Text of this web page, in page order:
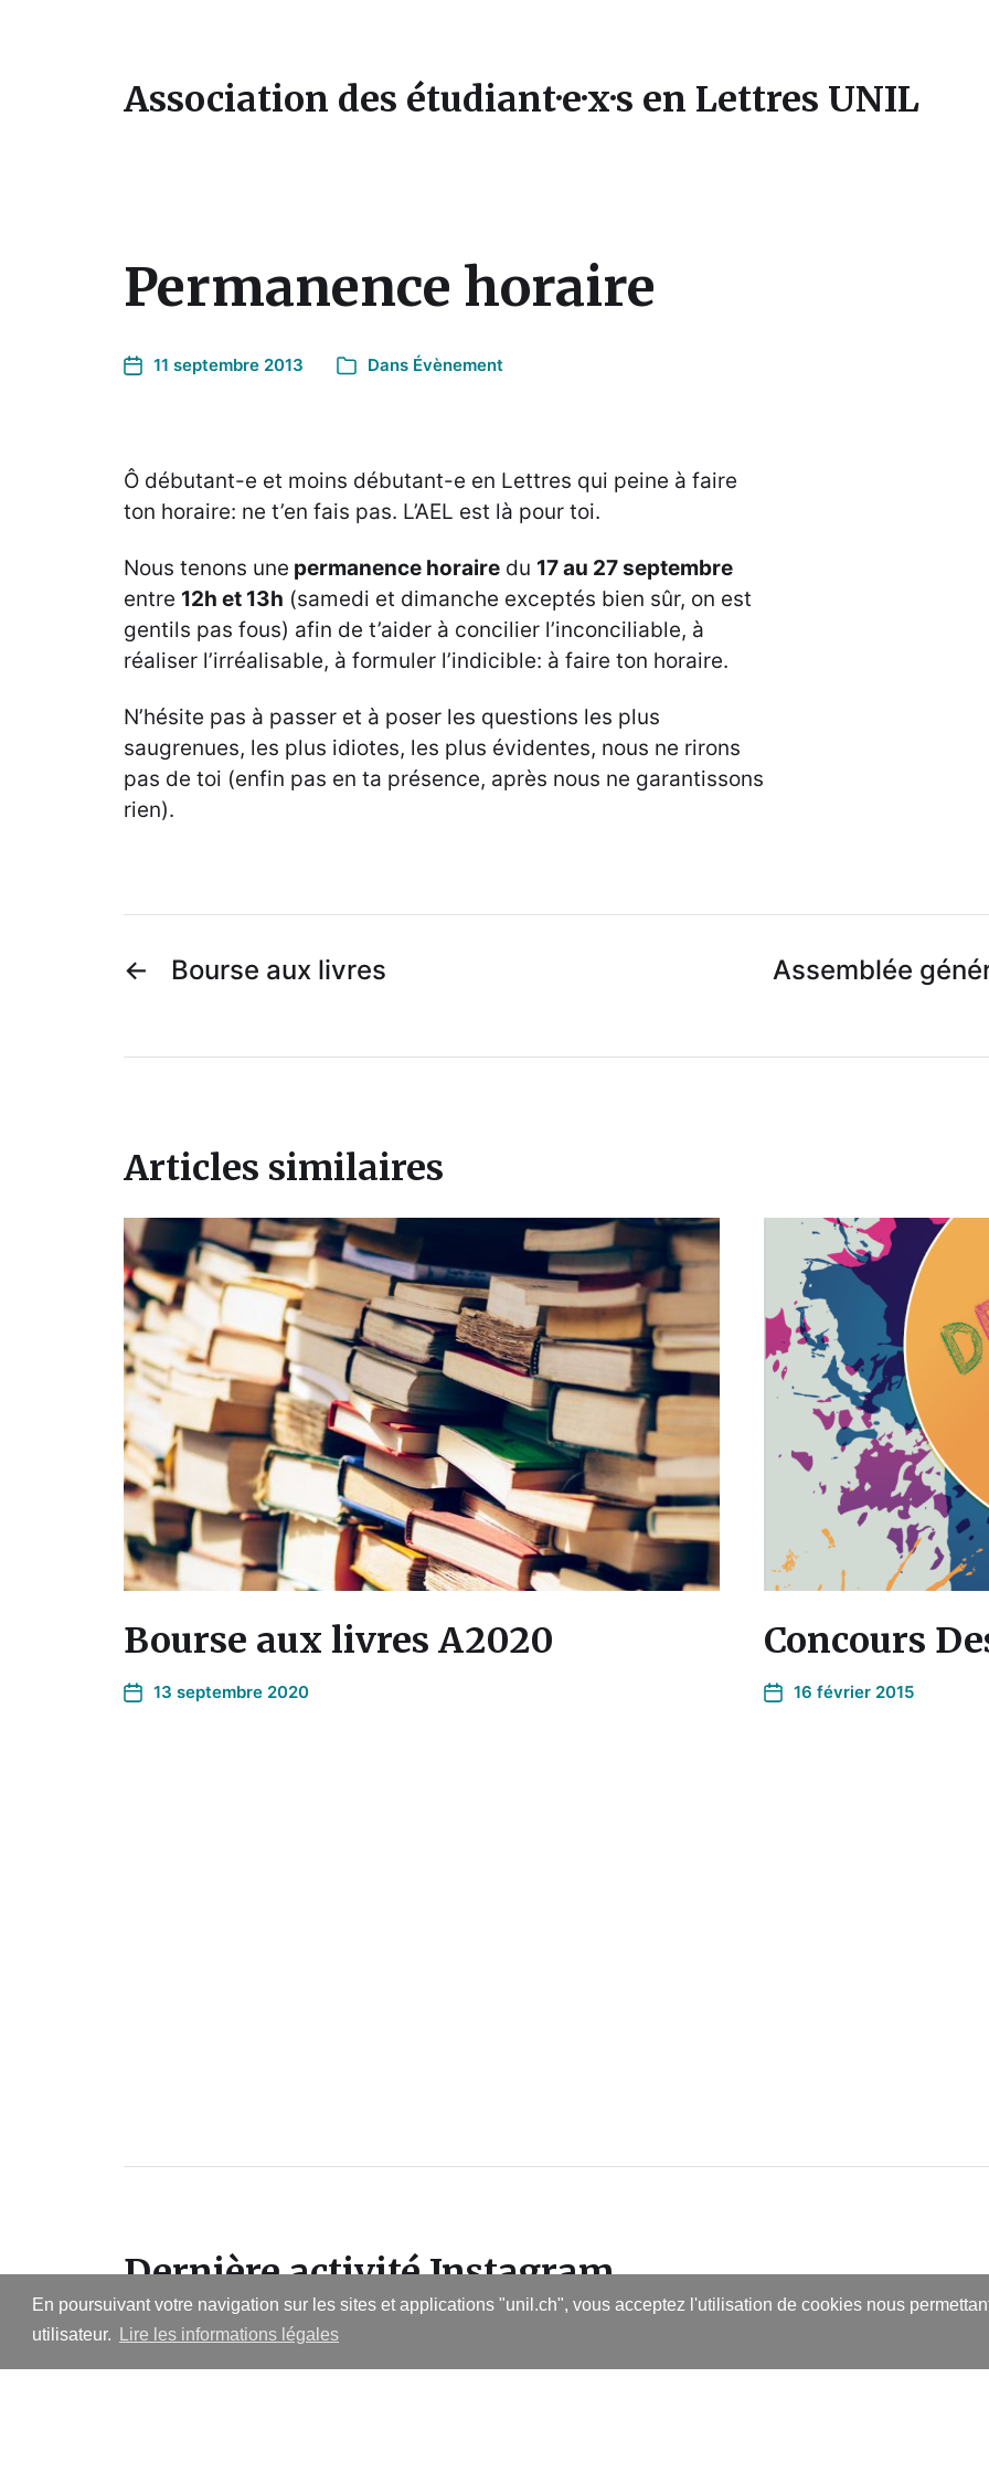
En poursuivant votre navigation sur les sites et applications "unil.ch", vous acceptez l'utilisation de cookies nous
utilisateur.
Lire les informations légales
Association des étudiant·e·x·s en Lettres UNIL
Permanence horaire
11 septembre 2013 Dans Évènement
Ô débutant-e et moins débutant-e en Lettres qui peine à faire
ton horaire: ne t’en fais pas. L’AEL est là pour toi.
Nous tenons une permanence horaire du 17 au 27 septembre
entre 12h et 13h (samedi et dimanche exceptés bien sûr, on est
gentils pas fous) afin de t’aider à concilier l’inconciliable, à
réaliser l’irréalisable, à formuler l’indicible: à faire ton horaire.
N’hésite pas à passer et à poser les questions les plus
saugrenues, les plus idiotes, les plus évidentes, nous ne rirons
pas de toi (enfin pas en ta présence, après nous ne garantissons
rien).
← Bourse aux livres Assemblée
Articles similaires
Bourse aux livres A2020
13 septembre 2020
Concours
16 février 2015
Dernière activité Instagram